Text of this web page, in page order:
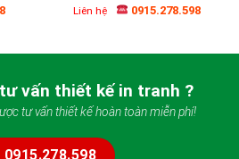
Liên hệ 0915.278.598
vấn thiết kế in tranh ?
tư vấn thiết kế hoàn toàn miễn phí!
0915.278.598